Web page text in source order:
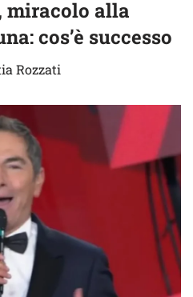
miracolo alla
cos’è successo
Rozzati